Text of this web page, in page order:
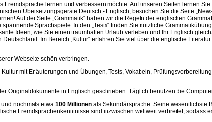
lernen und verbessern möchte. Auf unseren Seiten lernen
Übersetzungsgeräte Deutsch - Englisch, besuchen Sie die Seite
Auf der Seite „Grammatik“ haben wir die Regeln der englischen
Sprachspiele. In den „Tests“ finden Sie nützliche
Ideen, wie Sie einen traumhaften Urlaub verleben und Ihr Englisch
Im Bereich „Kultur“ erfahren Sie viel über die englische
Webseite schön verbringen.
mit Erläuterungen und Übungen, Tests, Vokabeln,
Originaldokumente in Englisch geschrieben. Täglich benutzen die
nochmals etwa 100 Millionen als Sekundärsprache. Seine wesentlichste
Fremdsprachenkenntnisse sind inzwischen weltweit verbreitet, sodass